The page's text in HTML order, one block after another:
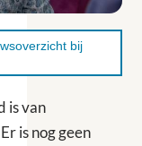
bij
is van
is nog geen